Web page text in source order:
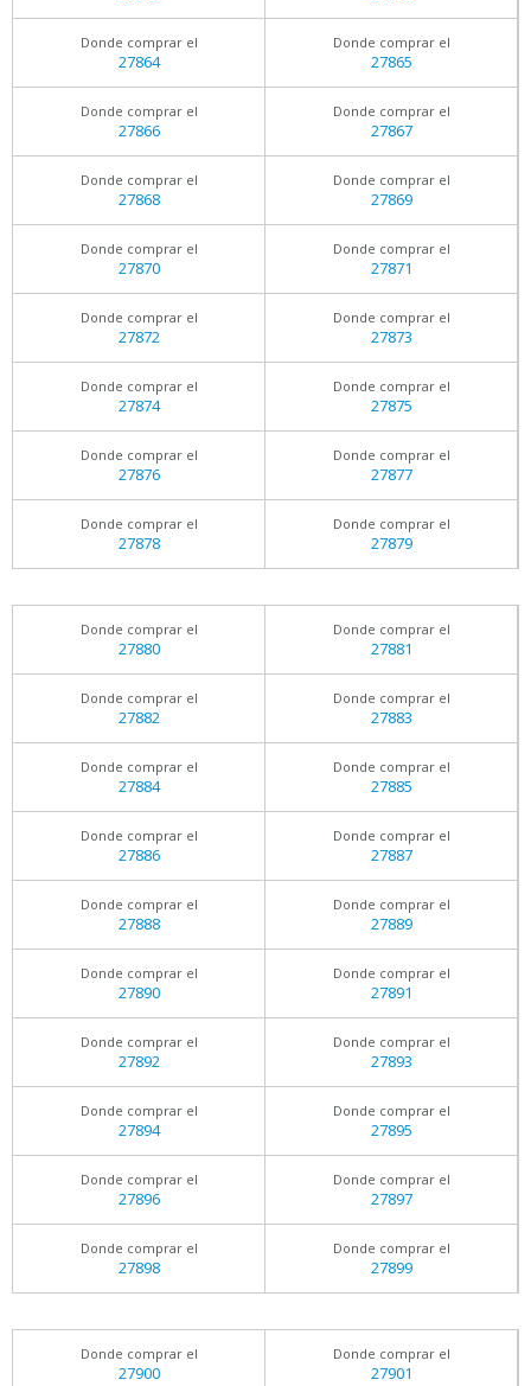
Donde comprar el
27864
Donde comprar el
27865
Donde comprar el
27866
Donde comprar el
27867
Donde comprar el
27868
Donde comprar el
27869
Donde comprar el
27870
Donde comprar el
27871
Donde comprar el
27872
Donde comprar el
27873
Donde comprar el
27874
Donde comprar el
27875
Donde comprar el
27876
Donde comprar el
27877
Donde comprar el
27878
Donde comprar el
27879
Donde comprar el
27880
Donde comprar el
27881
Donde comprar el
27882
Donde comprar el
27883
Donde comprar el
27884
Donde comprar el
27885
Donde comprar el
27886
Donde comprar el
27887
Donde comprar el
27888
Donde comprar el
27889
Donde comprar el
27890
Donde comprar el
27891
Donde comprar el
27892
Donde comprar el
27893
Donde comprar el
27894
Donde comprar el
27895
Donde comprar el
27896
Donde comprar el
27897
Donde comprar el
27898
Donde comprar el
27899
Donde comprar el
27900
Donde comprar el
27901